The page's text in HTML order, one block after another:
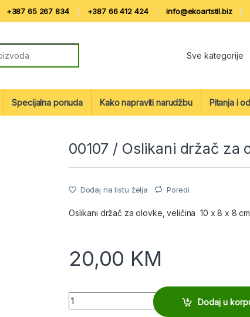
+387 65 267 834 +387 66 412 424 info@ekoartstil.biz
Specijalna ponuda Kako napraviti narudžbu Pitanja i
00107 / Oslikani držač za
Dodaj na listu želja Poredi
Oslikani držač za olovke, veličina 10 x 8 x 8
20,00 KM
Quantity
Dodaj u